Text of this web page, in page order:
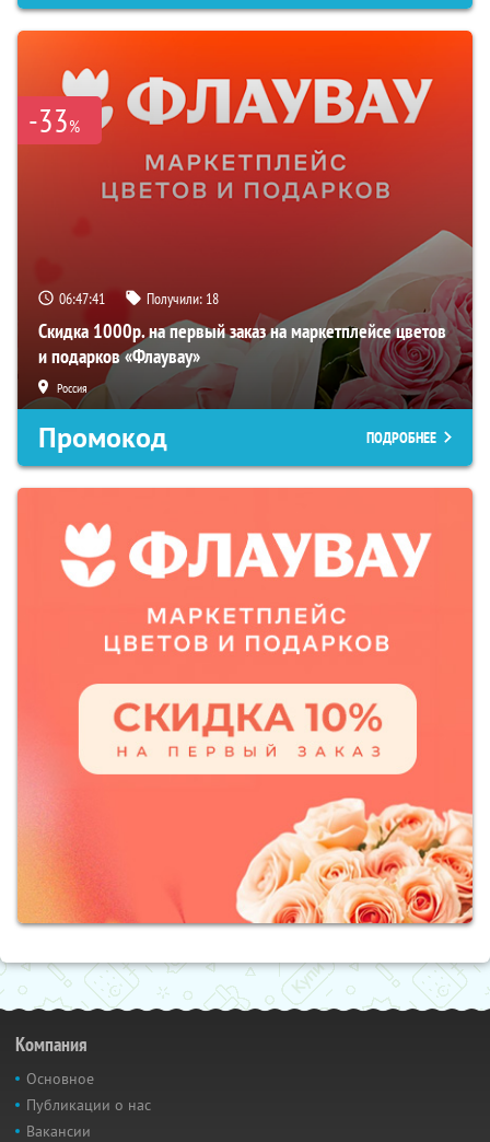
-33%
06:47:41 Получили: 18
Скидка 1000р. на первый заказ на маркетплейсе цветов
и подарков «Флаувау»
Россия
Промокод ПОДРОБНЕЕ
Компания
Основное
Публикации о нас
Вакансии